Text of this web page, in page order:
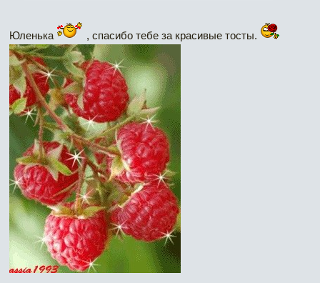
Юленька , спасибо тебе за красивые тосты.